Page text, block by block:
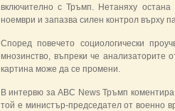
включително с Тръмп. Нетаняху
ноември и запазва силен контрол върху
Според повечето социологически
мнозинство, въпреки че анализаторите
картина може да се промени.
В интервю за ABC News Тръмп
той е министър-председател от военно